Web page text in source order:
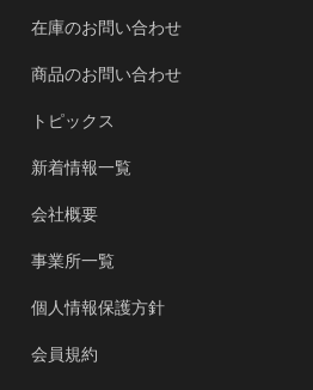
在庫のお問い合わせ
商品のお問い合わせ
トピックス
新着情報一覧
会社概要
事業所一覧
個人情報保護方針
会員規約